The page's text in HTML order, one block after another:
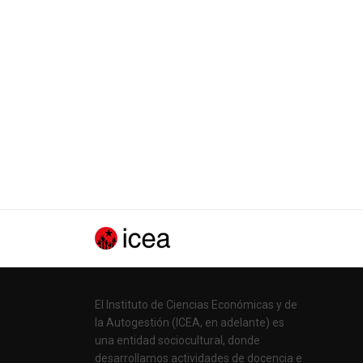
El Instituto de Ciencias Económicas y de
la Autogestión (ICEA, en adelante) es
una entidad sociocultural, donde
desarrollamos actividades de docencia e